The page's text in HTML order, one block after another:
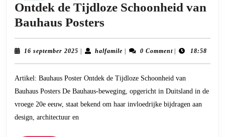
Ontdek de Tijdloze Schoonheid van
Bauhaus Posters
de
Tijdloze
Schoonheid
van
Bauhaus
16 september 2025 16
halfamilehalfamile0 Comment 18:58
Artikel: Bauhaus Poster Ontdek de Tijdloze Schoonheid van
Bauhaus Posters De Bauhaus-beweging, opgericht in Duitsland in de
vroege 20e eeuw, staat bekend om haar invloedrijke bijdragen aan
design, architectuur en